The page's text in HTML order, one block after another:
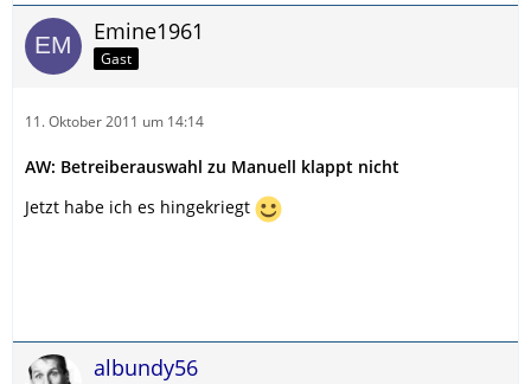
Emine1961
Gast
11. Oktober 2011 um 14:14
AW: Betreiberauswahl zu Manuell klappt nicht
Jetzt habe ich es hingekriegt
albundy56